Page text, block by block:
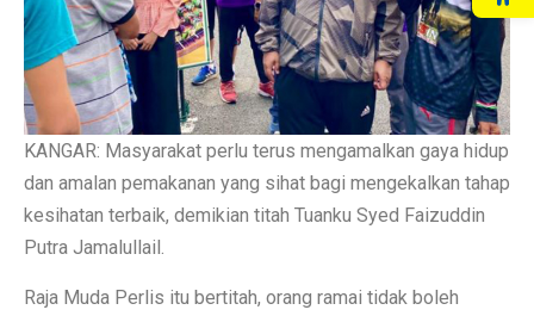
KANGAR: Masyarakat perlu terus mengamalkan gaya hidup
dan amalan pemakanan yang sihat bagi mengekalkan tahap
kesihatan terbaik, demikian titah Tuanku Syed Faizuddin
Putra Jamalullail.
Raja Muda Perlis itu bertitah, orang ramai tidak boleh